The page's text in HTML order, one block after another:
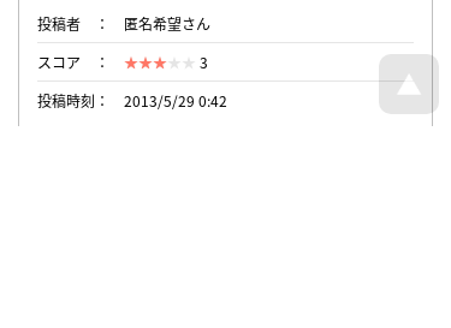
投稿者
匿名希望さん
スコア
3
投稿時刻
2013/5/29 0:42